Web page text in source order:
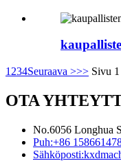
1 234Seuraava >>> Sivu
OTA
No.6056 Longhua
Puh:+86
Sähköposti: